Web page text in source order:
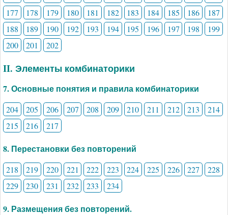
177
178 179 180 181 182 183 184 185 186
187
188
189 190 192 193 194 195 196 197 198
199
200
201 202
II. Элементы комбинаторики
7. Основные понятия и правила комбинаторики
204 205 206 207 208 209 210 211 212 213
214
215
216 217
8. Перестановки без повторений
218 219 220 221 222 223 224 225 226 227
228
229
230 231 232 233 234
9. Размещения без повторений.